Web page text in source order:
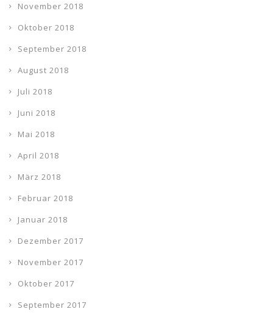
November 2018
Oktober 2018
September 2018
August 2018
Juli 2018
Juni 2018
Mai 2018
April 2018
März 2018
Februar 2018
Januar 2018
Dezember 2017
November 2017
Oktober 2017
September 2017